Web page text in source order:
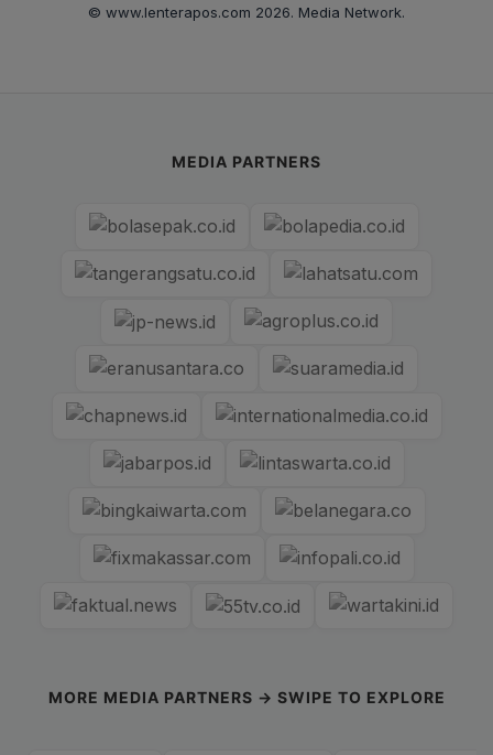
© www.lenterapos.com 2026. Media Network.
MEDIA PARTNERS
MORE MEDIA PARTNERS → SWIPE TO EXPLORE